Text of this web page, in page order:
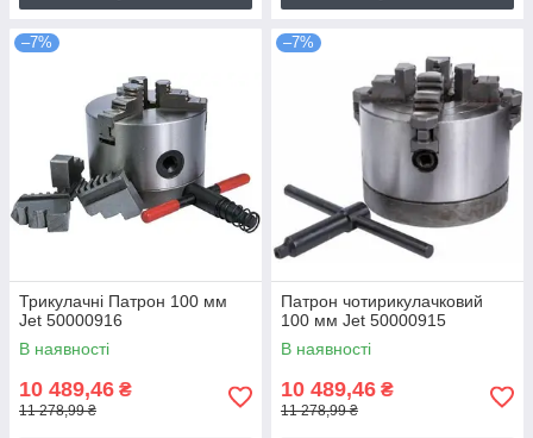
–7%
Трикулачні Патрон 100 мм
Jet 50000916
В наявності
10 489,46 ₴
11 278,99 ₴
–7%
Патрон чотирикулачковий
100 мм Jet 50000915
В наявності
10 489,46 ₴
11 278,99 ₴